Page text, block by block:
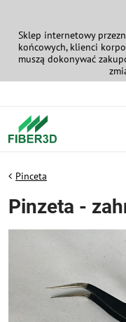
Sklep internetowy
końcowych, klienci
muszą dokonywać
Pinceta
Pinzeta -